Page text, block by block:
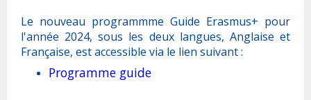
Le nouveau programmme Guide Erasmus+ pour
l'année 2024, sous les deux langues, Anglaise et
Française, est accessible via le lien suivant :
Programme guide